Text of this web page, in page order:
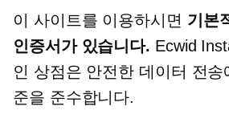
이 사이트를 이용하시면 기본
인증서가 있습니다. Ecwid
인 상점은 안전한 데이터 전
준을 준수합니다.